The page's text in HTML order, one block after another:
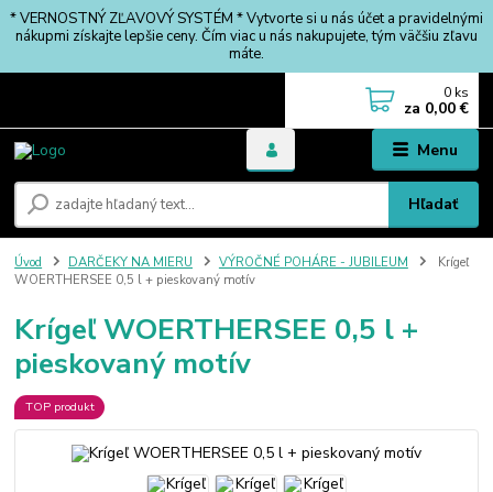
* VERNOSTNÝ ZĽAVOVÝ SYSTÉM * Vytvorte si u nás účet a pravidelnými
nákupmi získajte lepšie ceny. Čím viac u nás nakupujete, tým väčšiu zľavu
máte.
Menu
Hľadať
0 ks
za 0,00 €
Úvod DARČEKY NA MIERU VÝROČNÉ POHÁRE - JUBILEUM
Krígeľ
WOERTHERSEE 0,5 l + pieskovaný motív
Krígeľ WOERTHERSEE 0,5 l +
pieskovaný motív
TOP produkt